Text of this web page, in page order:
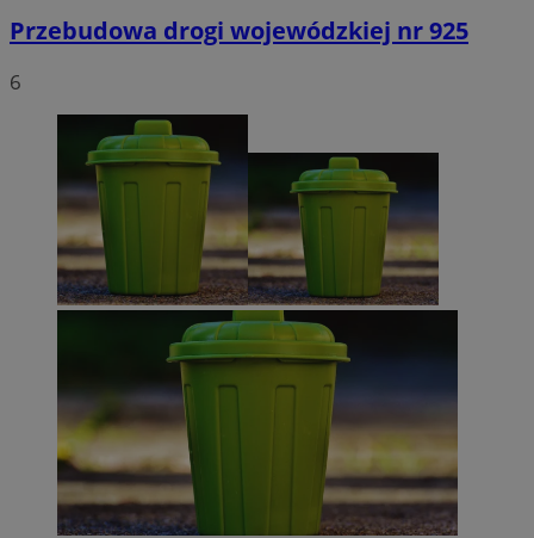
Przebudowa drogi wojewódzkiej nr 925
6